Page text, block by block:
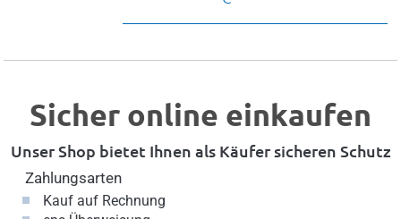
Sicher online einkaufen
Unser Shop bietet Ihnen als Käufer sicheren Schutz
Zahlungsarten
Kauf auf Rechnung